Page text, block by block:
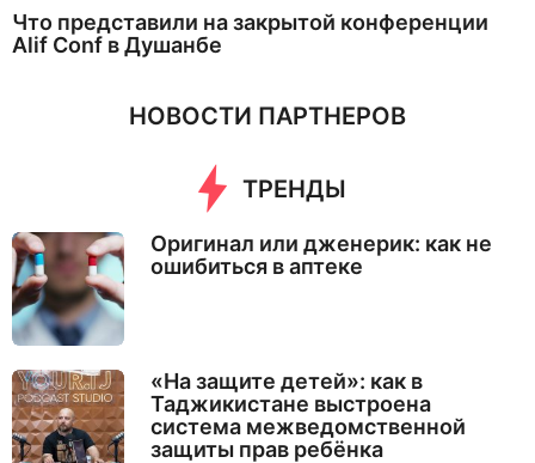
Что представили на закрытой конференции
Alif Conf в Душанбе
НОВОСТИ ПАРТНЕРОВ
ТРЕНДЫ
Оригинал или дженерик: как не
ошибиться в аптеке
«На защите детей»: как в
Таджикистане выстроена
система межведомственной
защиты прав ребёнка